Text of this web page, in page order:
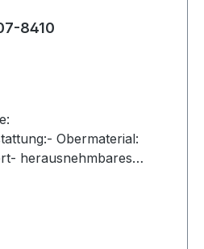
8410
Obermaterial:
herausnehmbares